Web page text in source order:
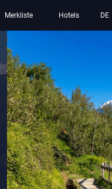
Merkliste Hotels